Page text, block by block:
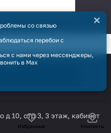
Избранные Контакты
д 10, стр 3, 3 этаж, кабинет
со связью
перебои с
с нами через мессенджеры,
в Max
×